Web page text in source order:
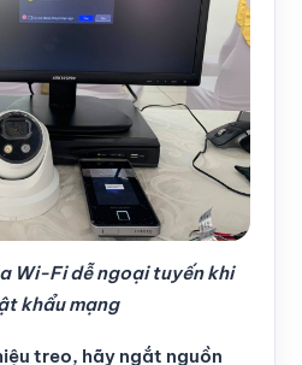
Wi-Fi dễ ngoại tuyến khi
khẩu mạng
treo, hãy ngắt nguồn